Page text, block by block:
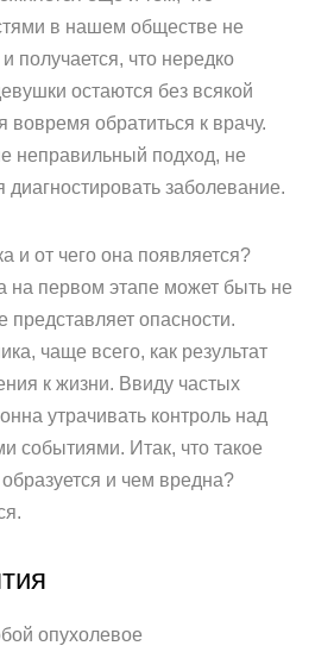
в нашем обществе не
получается, что нередко
остаются без всякой
вовремя обратиться к врачу.
неправильный подход, не
заболевание.
и от чего она появляется?
на первом этапе может быть не
опасности.
чаще всего, как результат
к жизни. Ввиду частых
утрачивать контроль над
событиями. Итак, что такое
и чем вредна?
опухолевое